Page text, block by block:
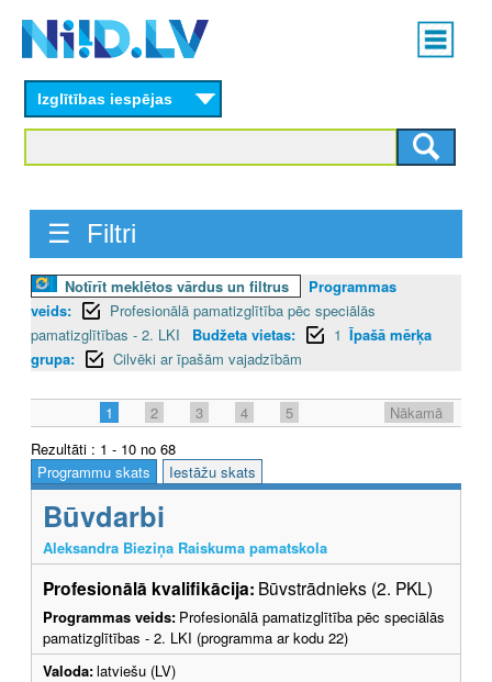
content
Main
menu
Izglītības iespējas
☰ Filtri
Notīrīt meklētos vārdus un filtrus
Programmas
veids:
Profesionālā pamatizglītība pēc speciālās
pamatizglītības - 2. LKI
Budžeta vietas: 1 Īpašā mērķa
grupa:
Cilvēki ar īpašām vajadzībām
1 2 3 4 5
Nākamā
Rezultāti : 1 - 10 no 68
Programmu skats
Iestāžu skats
Būvdarbi
Aleksandra Bieziņa Raiskuma pamatskola
Profesionālā kvalifikācija: Būvstrādnieks (2. PKL)
Programmas veids: Profesionālā pamatizglītība pēc speciālās
pamatizglītības - 2. LKI (programma ar kodu 22)
Valoda:latviešu (LV)